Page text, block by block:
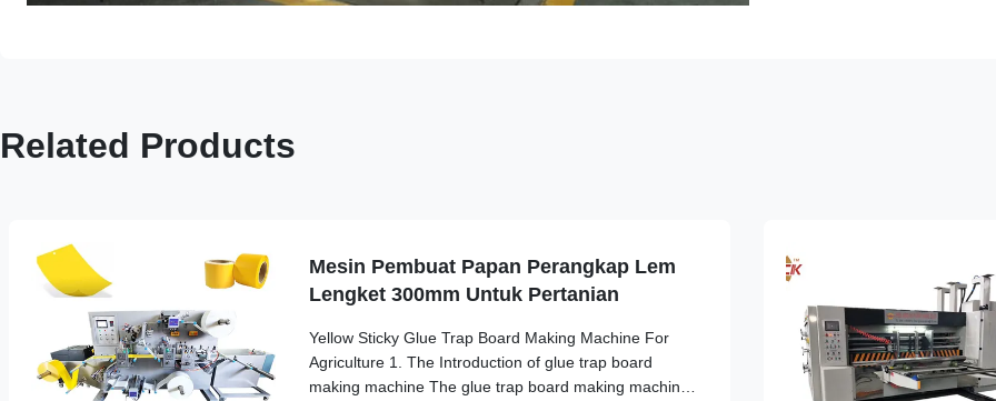
Related Products
Mesin Pembuat Papan Perangkap Lem
Lengket 300mm Untuk Pertanian
Yellow Sticky Glue Trap Board Making Machine For
Agriculture 1. The Introduction of glue trap board
making machine The glue trap board making machine